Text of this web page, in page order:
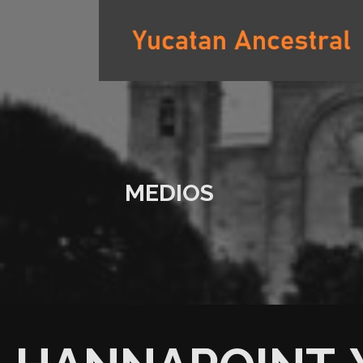
YUCATAN ANCESTRAL
MEDIOS